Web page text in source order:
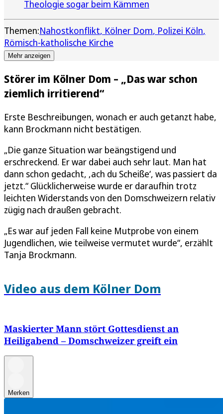
Theologie sogar beim Kämmen
Themen:Nahostkonflikt Kölner Dom Polizei Köln
Römisch-katholische Kirche
Mehr anzeigen
Störer im Kölner Dom – „Das war schon
ziemlich irritierend“
Erste Beschreibungen, wonach er auch getanzt habe,
kann Brockmann nicht bestätigen.
„Die ganze Situation war beängstigend und
erschreckend. Er war dabei auch sehr laut. Man hat
dann schon gedacht, ‚ach du Scheiße‘, was passiert da
jetzt.“ Glücklicherweise wurde er daraufhin trotz
leichten Widerstands von den Domschweizern relativ
zügig nach draußen gebracht.
„Es war auf jeden Fall keine Mutprobe von einem
Jugendlichen, wie teilweise vermutet wurde“, erzählt
Tanja Brockmann.
Video aus dem Kölner Dom
Maskierter Mann stört Gottesdienst an
Heiligabend – Domschweizer greift ein
Merken